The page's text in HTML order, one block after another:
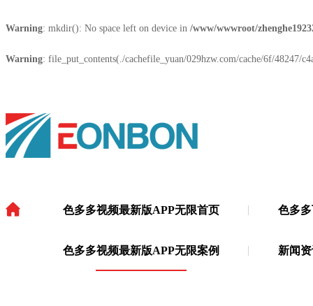
Warning: mkdir(): No space left on device in /www/wwwroot/
Warning: file_put_contents(./cachefile_yuan/029hzw.com/cache/6f/
色多多视频最新版APP无限首页 色多
色多多视频最新版APP无限案例 新闻